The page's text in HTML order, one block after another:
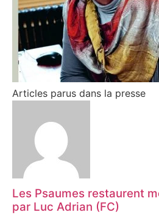
Articles parus dans la presse
Les Psaumes restaurent
par Luc Adrian (FC)